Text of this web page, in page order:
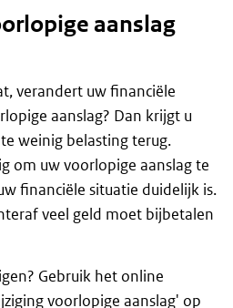
aanslag
verandert uw financiële
aanslag? Dan krijgt u
weinig belasting terug.
om uw voorlopige aanslag te
financiële situatie duidelijk is.
veel geld moet bijbetalen
Gebruik het online
voorlopige aanslag' op